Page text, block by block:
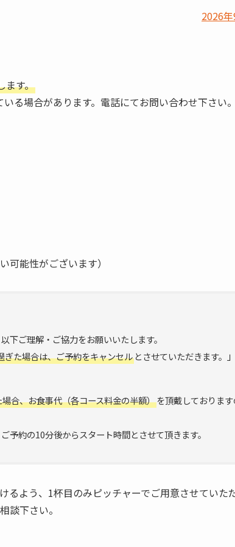
2026
ます。
る場合があります。電話にてお問い合わせ下さい
可能性がございます）
下ご理解・ご協力をお願いいたします。
た場合は、ご予約をキャンセル とさせていただきます。
合、お食事代（各コース料金の半額）を頂戴しておりま
予約の10分後からスタート時間とさせて頂きます。
るよう、1杯目のみピッチャーでご用意させていた
談下さい。